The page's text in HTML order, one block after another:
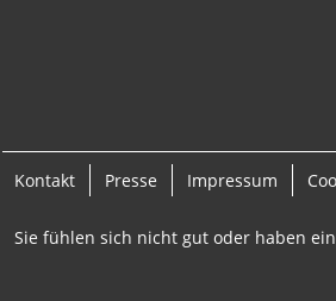
Kontakt Presse Impressum
Sie fühlen sich nicht gut oder haben